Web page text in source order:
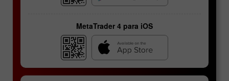
MetaTrader 4 para iOS
Contratos de futuros